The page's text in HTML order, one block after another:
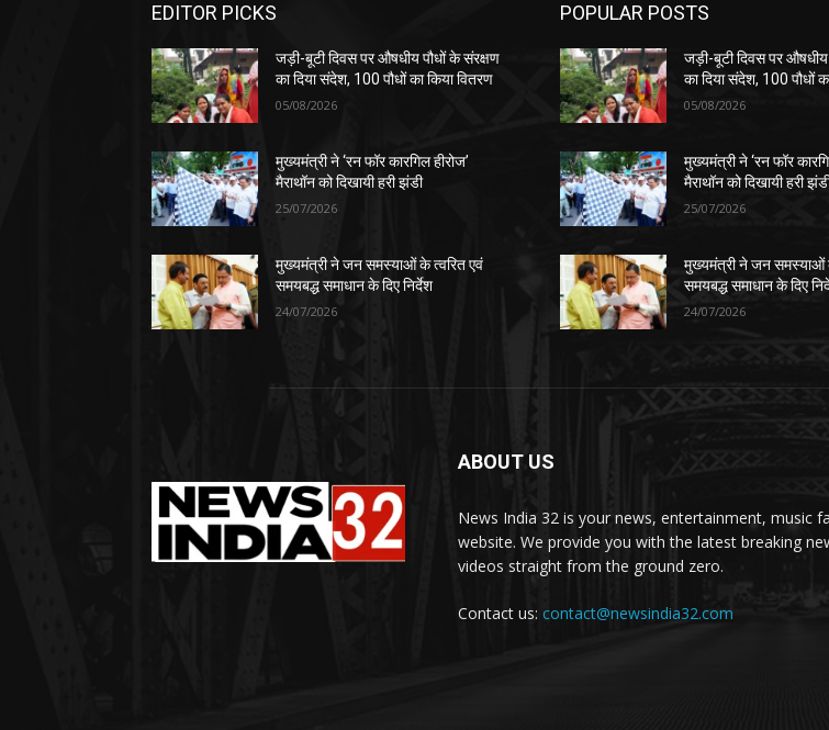
EDITOR PICKS
जड़ी-बूटी दिवस पर औषधीय पौधों के संरक्षण
का दिया संदेश, 100 पौधों का किया वितरण
05/08/2026
मुख्यमंत्री ने ‘रन फॉर कारगिल हीरोज’
मैराथॉन को दिखायी हरी झंडी
25/07/2026
मुख्यमंत्री ने जन समस्याओं के त्वरित एवं
समयबद्ध समाधान के दिए निर्देश
24/07/2026
POPULAR POSTS
जड़ी-बूटी दिवस पर औषधीय
का दिया संदेश, 100 पौधों
05/08/2026
मुख्यमंत्री ने ‘रन फॉर
मैराथॉन को दिखायी हरी
25/07/2026
मुख्यमंत्री ने जन समस्याओं
समयबद्ध समाधान के दिए
24/07/2026
ABOUT US
News India 32 is your news, entertainment, music
website. We provide you with the latest breaking
videos straight from the ground zero.
Contact us: contact@newsindia32.com